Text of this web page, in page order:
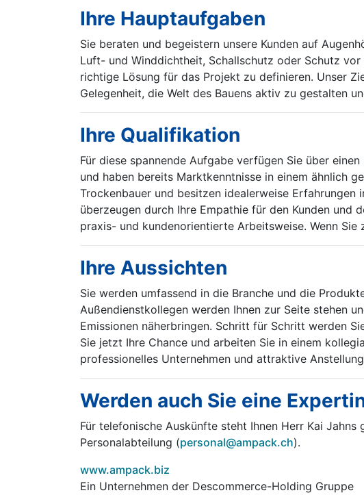
Ihre Hauptaufgaben
Sie beraten und begeistern unsere Kunden auf
Luft- und Winddichtheit, Schallschutz oder Schutz
richtige Lösung für das Projekt zu definieren. Unser
Gelegenheit, die Welt des Bauens aktiv zu gestalten
Ihre Qualifikation
Für diese spannende Aufgabe verfügen Sie über
und haben bereits Marktkenntnisse in einem ähnlich
Trockenbauer und besitzen idealerweise
überzeugen durch Ihre Empathie für den Kunden und
praxis- und kundenorientierte Arbeitsweise. Wenn
Ihre Aussichten
Sie werden umfassend in die Branche und die
Außendienstkollegen werden Ihnen zur Seite stehen
Emissionen näherbringen. Schritt für Schritt werden
Sie jetzt Ihre Chance und arbeiten Sie in einem
professionelles Unternehmen und attraktive
Werden auch Sie eine
Für telefonische Auskünfte steht Ihnen Herr Kai
Personalabteilung (personal@ampack.ch).
www.ampack.biz
Ein Unternehmen der Descommerce-Holding Gruppe